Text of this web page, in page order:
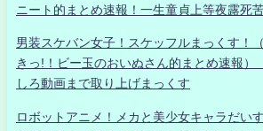
ニート的まとめ速報！一生童貞上等夜露死苦
男装スケバン女子！スケッフルまっくす！
きっ!！ビー玉のおいぬさん的まとめ速報
しろ動画まで取り上げまっくす
ロボットアニメ！メカと美少女キャラだい